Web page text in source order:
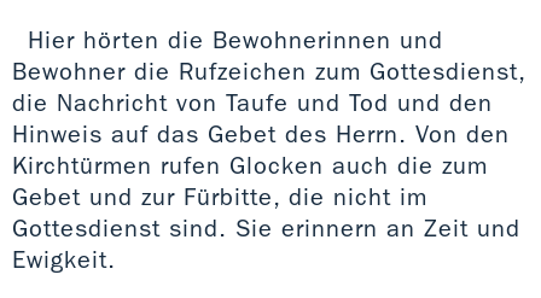
Hier hörten die Bewohnerinnen und
Bewohner die Rufzeichen zum Gottesdienst,
die Nachricht von Taufe und Tod und den
Hinweis auf das Gebet des Herrn. Von den
Kirchtürmen rufen Glocken auch die zum
Gebet und zur Fürbitte, die nicht im
Gottesdienst sind. Sie erinnern an Zeit und
Ewigkeit.